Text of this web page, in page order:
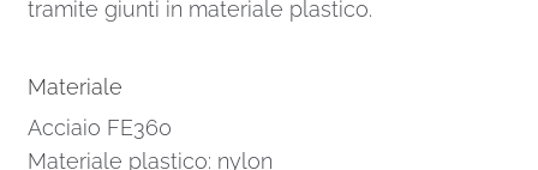
tramite giunti in materiale plastico.
Materiale
Acciaio FE360
Materiale plastico: nylon